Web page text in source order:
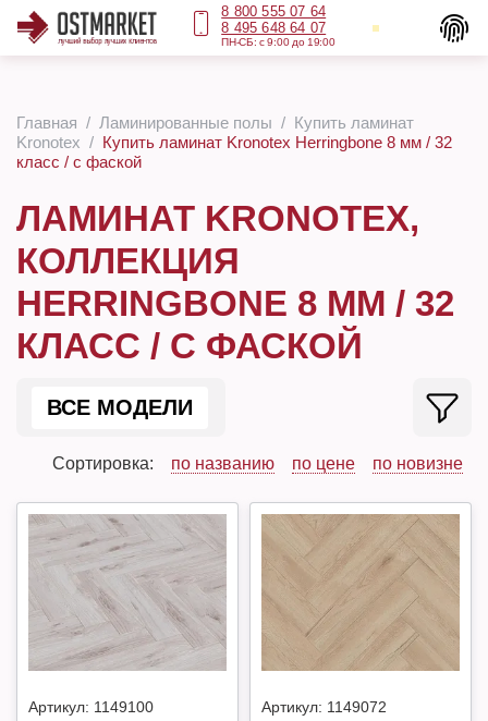
8 800 555 07 64
8 495 648 64 07
ПН-СБ: с 9:00 до 19:00
Главная Ламинированные полы
Купить ламинат
Kronotex
Купить ламинат Kronotex Herringbone 8 мм / 32
класс / с фаской
ЛАМИНАТ KRONOTEX,
КОЛЛЕКЦИЯ
HERRINGBONE 8 ММ / 32
КЛАСС / С ФАСКОЙ
ВСЕ МОДЕЛИ
Сортировка: по названию по цене по новизне
Артикул: 1149100 Артикул: 1149072